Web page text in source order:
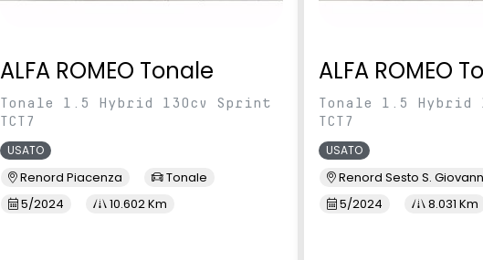
ALFA ROMEO Tonale
Tonale 1.5 Hybrid 130cv Sprint
TCT7
USATO
Renord Piacenza
Tonale
5/2024
10.602 Km
ALFA ROMEO
Tonale 1.5 Hybrid
TCT7
USATO
Renord Sesto S.
5/2024
8.031 Km